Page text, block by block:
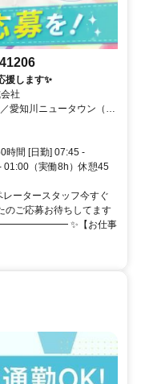
援します✨
社
愛知川ニュータウン（バ
時間 [日勤] 07:45 -
01:00（実働8h）休憩45
ータースタッフ今すぐ
のご応募お待ちしてます
✨【お仕事